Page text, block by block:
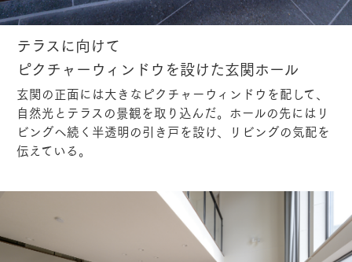
テラスに向けて
ピクチャーウィンドウを設けた玄関ホール
玄関の正面には大きなピクチャーウィンドウを配して、
自然光とテラスの景観を取り込んだ。ホールの先にはリ
ビングへ続く半透明の引き戸を設け、リビングの気配を
伝えている。